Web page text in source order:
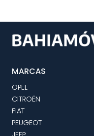
MARCAS
OPEL
CITROËN
FIAT
PEUGEOT